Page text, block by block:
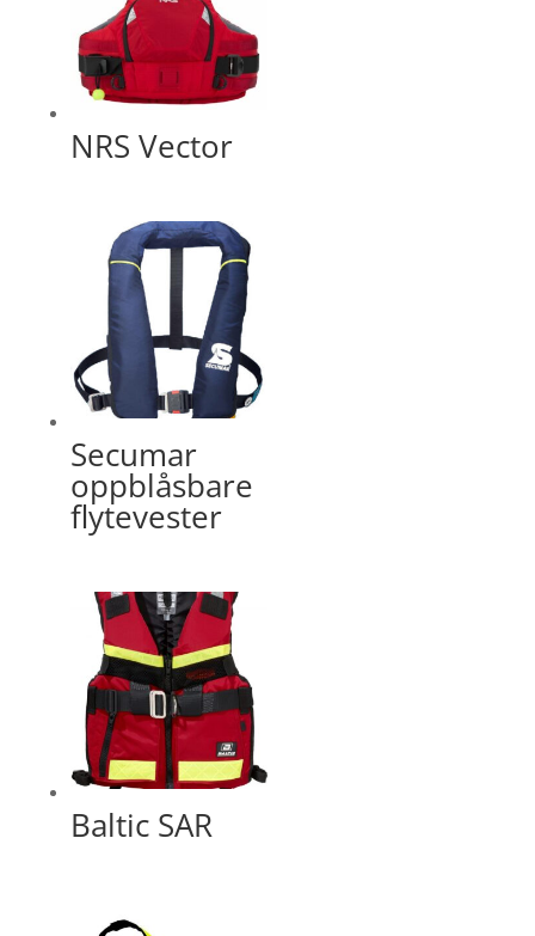
NRS Vector
Secumar
oppblåsbare
flytevester
Baltic SAR